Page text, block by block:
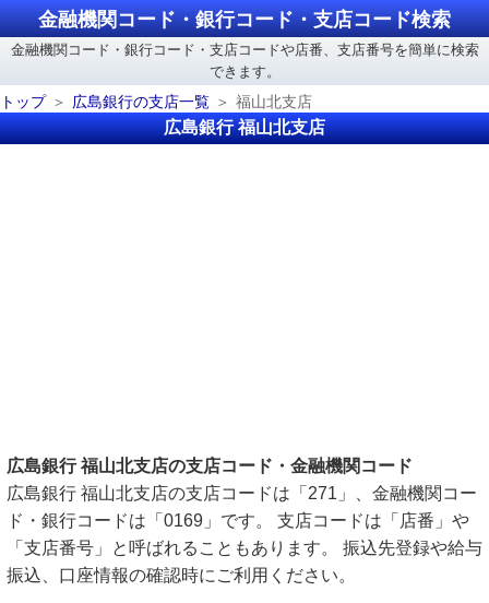
金融機関コード・銀行コード・支店コード検索
金融機関コード・銀行コード・支店コードや店番、支店番号を簡単に検索
できます。
トップ
広島銀行の支店一覧 福山北支店
広島銀行 福山北支店
広島銀行 福山北支店の支店コード・金融機関コード
広島銀行 福山北支店の支店コードは「271」、金融機関コー
ド・銀行コードは「0169」です。 支店コードは「店番」や
「支店番号」と呼ばれることもあります。 振込先登録や給与
振込、口座情報の確認時にご利用ください。